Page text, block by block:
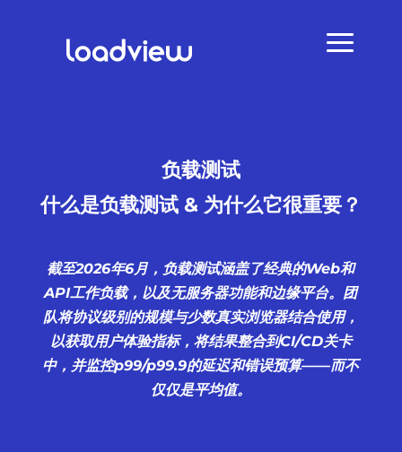
负载测试
什么是负载测试 & 为什么它很重要？
截至2026年6月，负载测试涵盖了经典的Web和
API工作负载，以及无服务器功能和边缘平台。团
队将协议级别的规模与少数真实浏览器结合使用，
以获取用户体验指标，将结果整合到CI/CD关卡
中，并监控p99/p99.9的延迟和错误预算——而不
仅仅是平均值。